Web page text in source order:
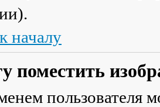
началу
поместить
пользователя